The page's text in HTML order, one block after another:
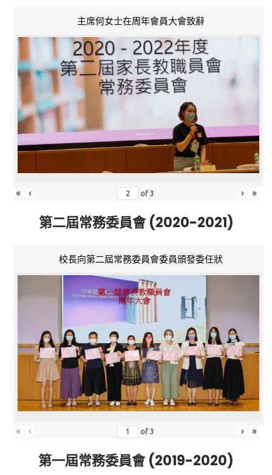
主席何女士在周年會員大會致辭
« ‹ of3 › »
第二屆常務委員會 (2020-2021)
校長向第二屆常務委員會委員頒發委任狀
« ‹ of3 › »
第一屆常務委員會 (2019-2020)